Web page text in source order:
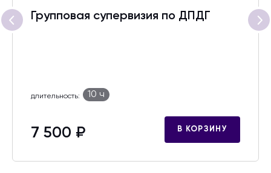
Групповая супервизия по ДПДГ
длительность: 10 ч
7 500 ₽ В КОРЗИНУ